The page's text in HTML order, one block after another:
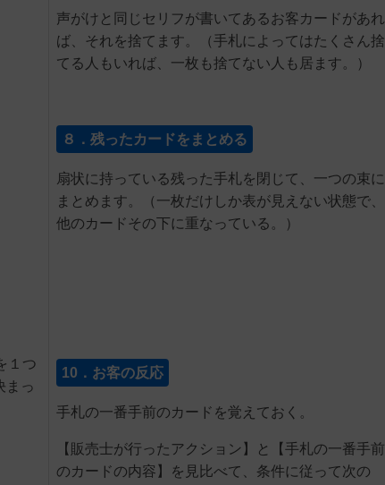
１つ
まっ
声がけと同じセリフが書いてあるお客カードがあれ
ば、それを捨てます。（手札によってはたくさん捨
てる人もいれば、一枚も捨てない人も居ます。）
８．残ったカードをまとめる
扇状に持っている残った手札を閉じて、一つの束に
まとめます。（一枚だけしか表が見えない状態で、
他のカードその下に重なっている。）
10．お客の反応
手札の一番手前のカードを覚えておく。
【販売士が行ったアクション】と【手札の一番手前
のカードの内容】を見比べて、条件に従って次の